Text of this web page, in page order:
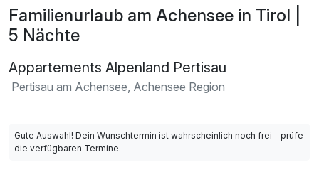
Familienurlaub am Achensee in Tirol |
5 Nächte
Appartements Alpenland Pertisau
Pertisau am Achensee, Achensee Region
Gute Auswahl! Dein Wunschtermin ist wahrscheinlich noch frei – prüfe
die verfügbaren Termine.